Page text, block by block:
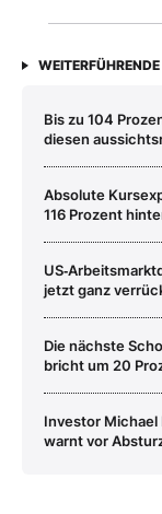
Bis zu 104
diesen
Absolute
116 Prozent
jetzt ganz
Die nächste
bricht um 20
Investor Michael
warnt vor